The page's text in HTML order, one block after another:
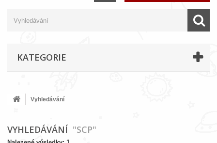
KATEGORIE
Vyhledávání
VYHLEDÁVÁNÍ "SCP"